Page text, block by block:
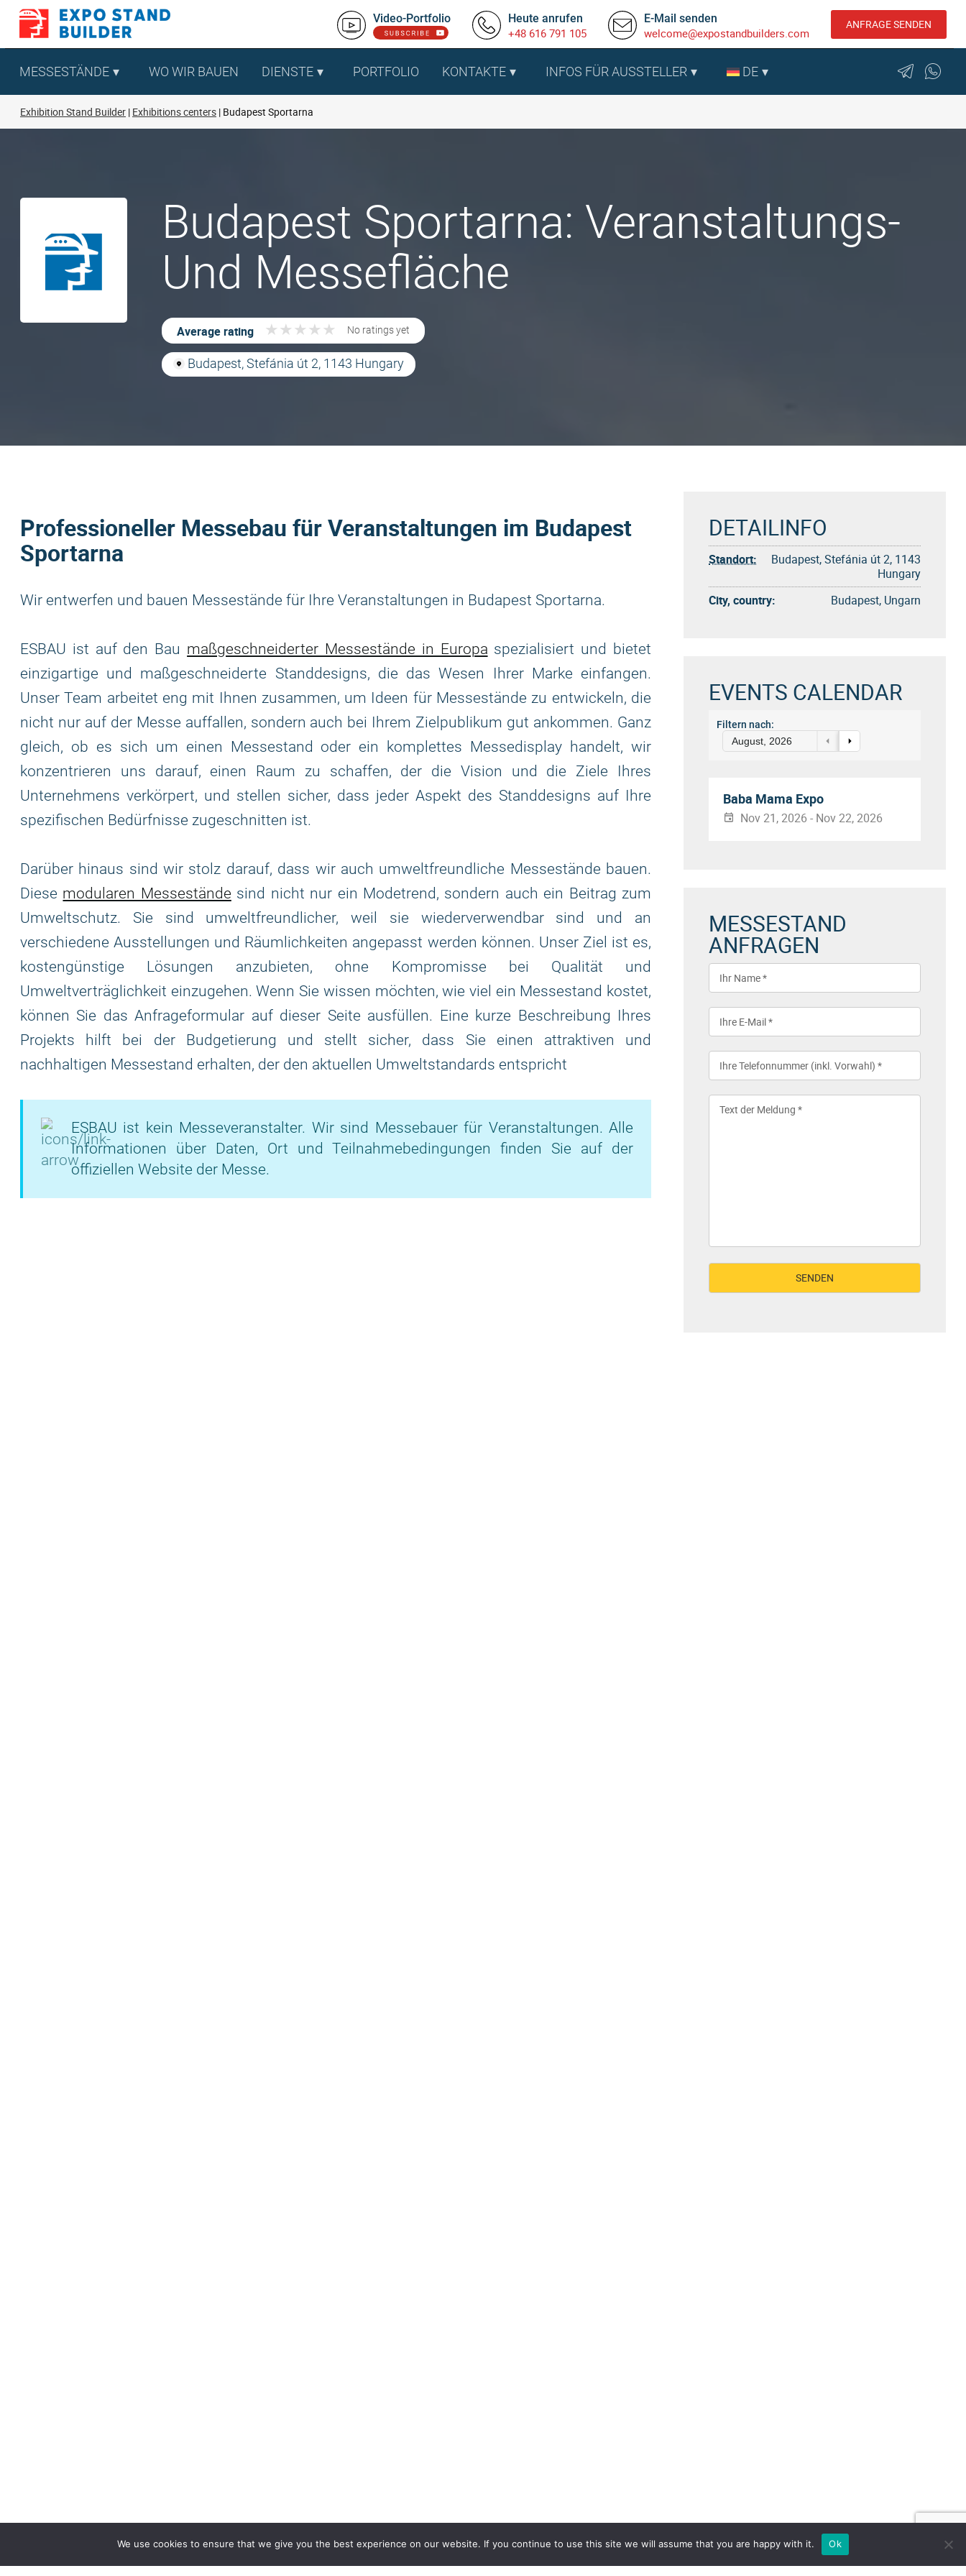
Zum
springen
Video-Portfolio Heute anrufen
+48 616 791 105
E-Mail senden
welcome@expostandbuilders.com
ANFRAGE SENDEN
MESSESTÄNDE WO WIR BAUEN DIENSTE PORTFOLIO KONTAKTE INFOS FÜR AUSSTELLER DE
Exhibition Stand Builder Exhibitions centers Budapest Sportarna
Budapest Sportarna: Veranstaltungs-
Und Messefläche
Average rating ★ ★ ★ ★ ★
★ ★ ★ ★ ★ No ratings yet
Budapest, Stefánia út 2, 1143 Hungary
Professioneller Messebau für Veranstaltungen im Budapest
Sportarna
Wir entwerfen und bauen Messestände für Ihre Veranstaltungen in Budapest Sportarna.
ESBAU ist auf den Bau maßgeschneiderter Messestände in Europa spezialisiert und bietet
einzigartige und maßgeschneiderte Standdesigns, die das Wesen Ihrer Marke einfangen.
Unser Team arbeitet eng mit Ihnen zusammen, um Ideen für Messestände zu entwickeln, die
nicht nur auf der Messe auffallen, sondern auch bei Ihrem Zielpublikum gut ankommen. Ganz
gleich, ob es sich um einen Messestand oder ein komplettes Messedisplay handelt, wir
konzentrieren uns darauf, einen Raum zu schaffen, der die Vision und die Ziele Ihres
Unternehmens verkörpert, und stellen sicher, dass jeder Aspekt des Standdesigns auf Ihre
spezifischen Bedürfnisse zugeschnitten ist.
Darüber hinaus sind wir stolz darauf, dass wir auch umweltfreundliche Messestände bauen.
Diese modularen Messestände sind nicht nur ein Modetrend, sondern auch ein Beitrag zum
Umweltschutz. Sie sind umweltfreundlicher, weil sie wiederverwendbar sind und an
verschiedene Ausstellungen und Räumlichkeiten angepasst werden können. Unser Ziel ist es,
kostengünstige Lösungen anzubieten, ohne Kompromisse bei Qualität und
Umweltverträglichkeit einzugehen. Wenn Sie wissen möchten, wie viel ein Messestand kostet,
können Sie das Anfrageformular auf dieser Seite ausfüllen. Eine kurze Beschreibung Ihres
Projekts hilft bei der Budgetierung und stellt sicher, dass Sie einen attraktiven und
nachhaltigen Messestand erhalten, der den aktuellen Umweltstandards entspricht
ESBAU ist kein Messeveranstalter. Wir sind Messebauer für Veranstaltungen. Alle
Informationen über Daten, Ort und Teilnahmebedingungen finden Sie auf der
offiziellen Website der Messe.
DETAILINFO
Standort:
Budapest, Stefánia út 2, 1143
Hungary
City, country:
Budapest, Ungarn
EVENTS CALENDAR
Filtern nach:
August, 2026
Baba Mama Expo
Nov 21, 2026 - Nov 22, 2026
MESSESTAND
ANFRAGEN
We use cookies to ensure that we give you the best experience on our website. If you continue to use this site we will assume that you are happy with it. Ok